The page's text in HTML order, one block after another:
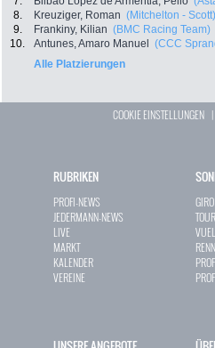
8.
Kreuziger, Roman (Mitchelton - Scott)
9.
Frankiny, Kilian (BMC Racing Team)
10.
Antunes, Amaro Manuel (CCC
Alle Platzierungen
COOKIE EINSTELLUNGEN |
RUBRIKEN
PROFI-NEWS
JEDERMANN-NEWS
LIVE
MARKT
KALENDER
VEREINE